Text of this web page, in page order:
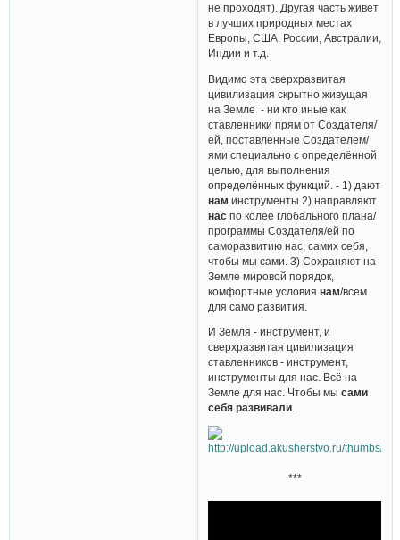
не проходят). Другая часть живёт
в лучших природных местах
Европы, США, России, Австралии,
Индии и т.д.
Видимо эта сверхразвитая
цивилизация скрытно живущая
на Земле - ни кто иные как
ставленники прям от Создателя/
ей, поставленные Создателем/
ями специально с определённой
целью, для выполнения
определённых функций. - 1) дают
нам инструменты 2) направляют
нас по колее глобального плана/
программы Создателя/ей по
саморазвитию нас, самих себя,
чтобы мы сами. 3) Сохраняют на
Земле мировой порядок,
комфортные условиянам/всем
для само развития.
И Земля - инструмент, и
сверхразвитая цивилизация
ставленников - инструмент,
инструменты для нас. Всё на
Земле для нас. Чтобы мысами
себя развивали
***